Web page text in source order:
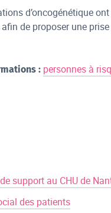
d’oncogénétique
de proposer une
: personnes à
support au CHU de
des patients